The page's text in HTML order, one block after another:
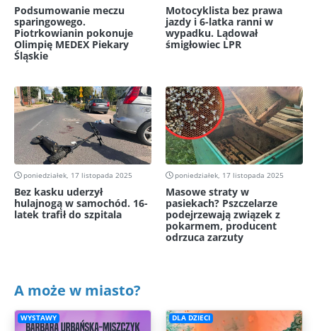
Podsumowanie meczu
sparingowego.
Piotrkowianin pokonuje
Olimpię MEDEX Piekary
Śląskie
Motocyklista bez prawa
jazdy i 6-latka ranni w
wypadku. Lądował
śmigłowiec LPR
poniedziałek, 17 listopada 2025
Bez kasku uderzył
hulajnogą w samochód. 16-
latek trafił do szpitala
poniedziałek, 17 listopada 2025
Masowe straty w
pasiekach? Pszczelarze
podejrzewają związek z
pokarmem, producent
odrzuca zarzuty
A może w miasto?
WYSTAWY DLA DZIECI